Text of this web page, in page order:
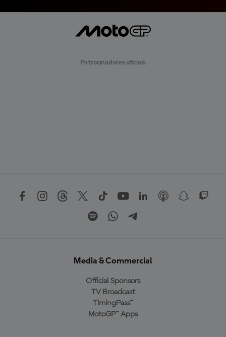
Patrocinadores oficiais
Media & Commercial
Official Sponsors
TV Broadcast
TimingPass™
MotoGP™ Apps